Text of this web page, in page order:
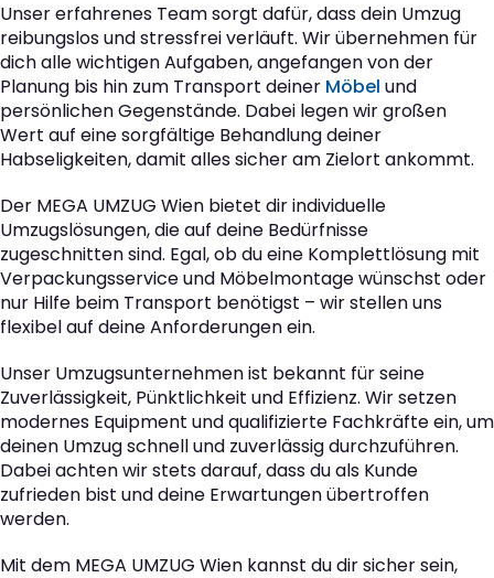
Unser erfahrenes Team sorgt dafür, dass dein Umzug
reibungslos und stressfrei verläuft. Wir übernehmen für
dich alle wichtigen Aufgaben, angefangen von der
Planung bis hin zum Transport deiner Möbel und
persönlichen Gegenstände. Dabei legen wir großen
Wert auf eine sorgfältige Behandlung deiner
Habseligkeiten, damit alles sicher am Zielort ankommt.
Der MEGA UMZUG Wien bietet dir individuelle
Umzugslösungen, die auf deine Bedürfnisse
zugeschnitten sind. Egal, ob du eine Komplettlösung mit
Verpackungsservice und Möbelmontage wünschst oder
nur Hilfe beim Transport benötigst – wir stellen uns
flexibel auf deine Anforderungen ein.
Unser Umzugsunternehmen ist bekannt für seine
Zuverlässigkeit, Pünktlichkeit und Effizienz. Wir setzen
modernes Equipment und qualifizierte Fachkräfte ein, um
deinen Umzug schnell und zuverlässig durchzuführen.
Dabei achten wir stets darauf, dass du als Kunde
zufrieden bist und deine Erwartungen übertroffen
werden.
Mit dem MEGA UMZUG Wien kannst du dir sicher sein,